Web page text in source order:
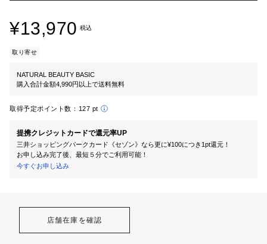
¥13,970 税込
取り寄せ
NATURAL BEAUTY BASIC
購入合計金額4,990円以上で送料無料
取得予定ポイント数： 127 pt
提携クレジットカードで還元率UP
三井ショッピングパークカード《セゾン》なら更に¥100につき1pt還元！
お申し込み完了後、最短５分でご利用可能！
今すぐお申し込み
店舗在庫を確認